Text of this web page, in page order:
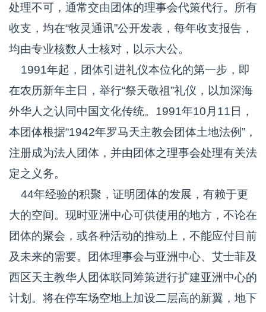
处理不可，通常交由团体的理事会代策代行。所有
收支，均在“牧灵通讯”公开发表，每年收支报告，
均由专业核数人士核对，以示大公。
1991年起，团体引进礼仪本位化的第一步，即
在农历新年主日，举行“祭天敬祖”礼仪，以加深海
外华人之认同中国文化传统。1991年10月11日，
本团体根据“1942年罗马天主教会团体土地法例”，
注册成为法人团体，并由团体之理事会处理有关法
定之义务。
44年经验的积聚，证明团体的发展，有赖于更
大的空间。现时亚洲中心可供使用的地方，不论在
团体的聚会，或各种活动的推动上，不能应付目前
及未来的需要。团体理事会与亚洲中心、艾士菲及
西区天主教华人团体联同筹策进行扩建亚洲中心的
计划。将在停车场空地上加设二层高的新翼，地下